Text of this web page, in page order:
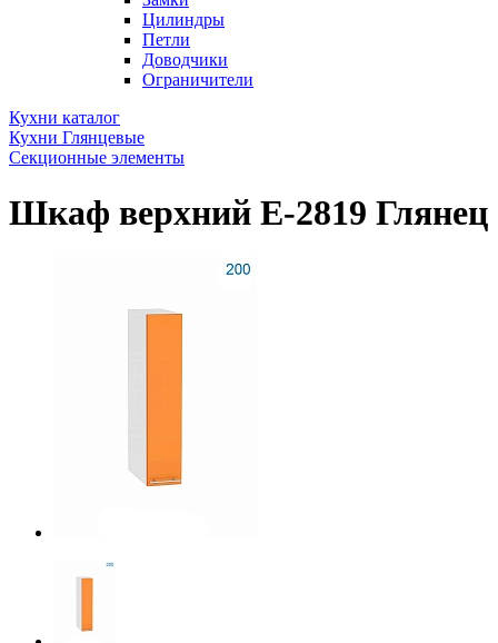
Цилиндры
Петли
Доводчики
Ограничители
Кухни каталог
Кухни Глянцевые
Секционные элементы
Шкаф верхний Е-2819 Глянец